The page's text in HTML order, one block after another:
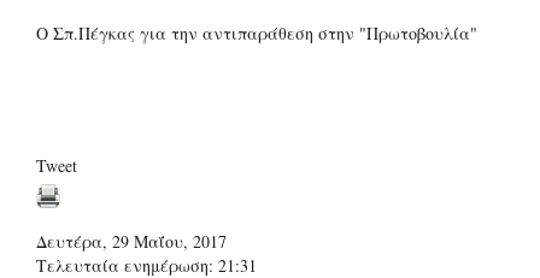
Ο Σπ.Πέγκας για την αντιπαράθεση στην "Πρωτοβουλία"
Tweet
Δευτέρα, 29 Μαΐου, 2017
Τελευταία ενημέρωση: 21:31